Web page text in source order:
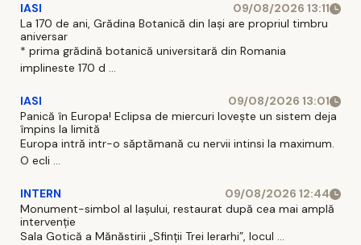
IASI
09/08/2026 13:11
La 170 de ani, Grădina Botanică din Iași are propriul timbru
aniversar
* prima grădină botanică universitară din Romania
implineste 170 d ...
IASI
09/08/2026 13:01
Panică în Europa! Eclipsa de miercuri lovește un sistem deja
împins la limită
Europa intră intr-o săptămană cu nervii intinsi la maximum.
O ecli ...
INTERN
09/08/2026 12:44
Monument-simbol al Iaşului, restaurat după cea mai amplă
intervenţie
Sala Gotică a Mănăstirii „Sfinţii Trei Ierarhi”, locul ...